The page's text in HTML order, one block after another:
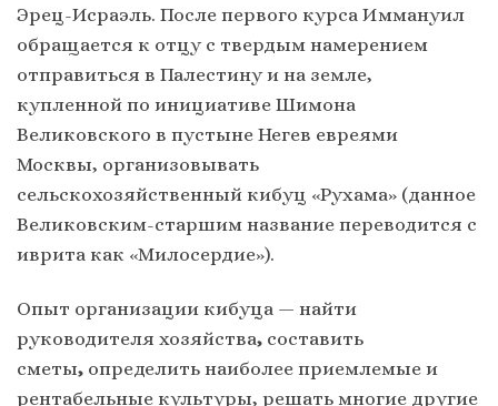
Эрец-Исраэль. После первого курса Иммануил
обращается к отцу с твердым намерением
отправиться в Палестину и на земле,
купленной по инициативе Шимона
Великовского в пустыне Негев евреями
Москвы, организовывать
сельскохозяйственный кибуц «Рухама» (данное
Великовским-старшим название переводится с
иврита как «Милосердие»).
Опыт организации кибуца — найти
руководителя хозяйства, составить
сметы, определить наиболее приемлемые и
рентабельные культуры, решать многие другие